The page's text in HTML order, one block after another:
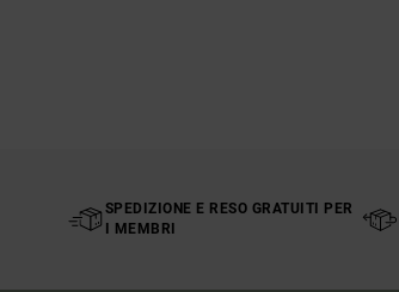
SPEDIZIONE E RESO GRATUITI PER
I MEMBRI